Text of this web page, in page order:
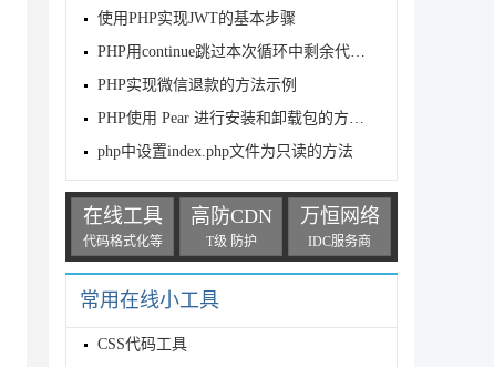
使用PHP实现JWT的基本步骤
PHP用continue跳过本次循环中剩余代码的注意点
PHP实现微信退款的方法示例
PHP使用 Pear 进行安装和卸载包的方法详解
php中设置index.php文件为只读的方法
在线工具
代码格式化等
高防CDN
T级 防护
万恒网络
IDC服务商
常用在线小工具
CSS代码工具